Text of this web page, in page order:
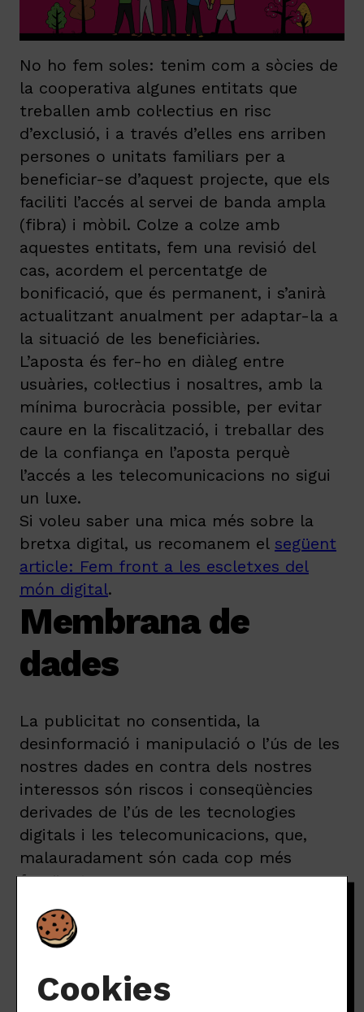
Cookies
No ho fem soles: tenim com a sòcies de
la cooperativa algunes entitats que
treballen amb col·lectius en risc
d’exclusió, i a través d’elles ens arriben
persones o unitats familiars per a
beneficiar-se d’aquest projecte, que els
faciliti l’accés al servei de banda ampla
(fibra) i mòbil. Colze a colze amb
aquestes entitats, fem una revisió del
cas, acordem el percentatge de
bonificació, que és permanent, i s’anirà
actualitzant anualment per adaptar-la a
la situació de les beneficiàries.
L’aposta és fer-ho en diàleg entre
usuàries, col·lectius i nosaltres, amb la
mínima burocràcia possible, per evitar
caure en la fiscalització, i treballar des
de la confiança en l’aposta perquè
l’accés a les telecomunicacions no sigui
un luxe.
Si voleu saber una mica més sobre la
bretxa digital, us recomanem el següent
article: Fem front a les escletxes del
món digital.
Membrana de
dades
La publicitat no consentida, la
desinformació i manipulació o l’ús de les
nostres dades en contra dels nostres
interessos són riscos i conseqüències
derivades de l’ús de les tecnologies
digitals i les telecomunicacions, que,
malauradament són cada cop més
freqüents.